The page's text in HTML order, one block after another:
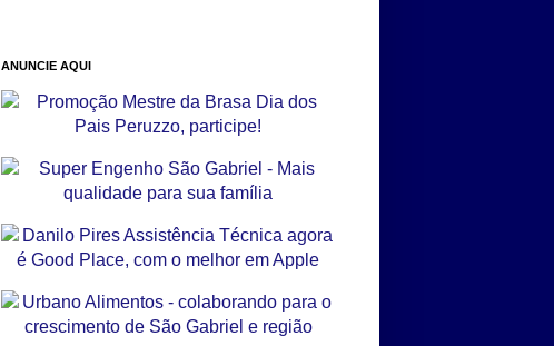
ANUNCIE AQUI